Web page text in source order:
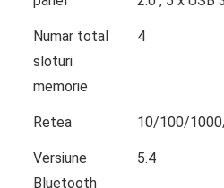
Numar total
sloturi
memorie
4
Retea 10/100/
Versiune
Bluetooth
5.4